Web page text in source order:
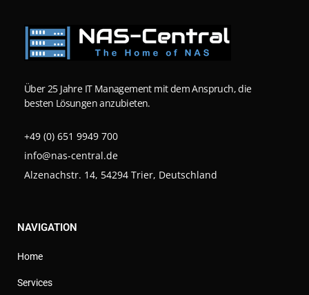
Über 25 Jahre IT Management mit dem Anspruch, die
besten Lösungen anzubieten.
+49 (0) 651 9949 700
info@nas-central.de
Alzenachstr. 14, 54294 Trier, Deutschland
NAVIGATION
Home
Services